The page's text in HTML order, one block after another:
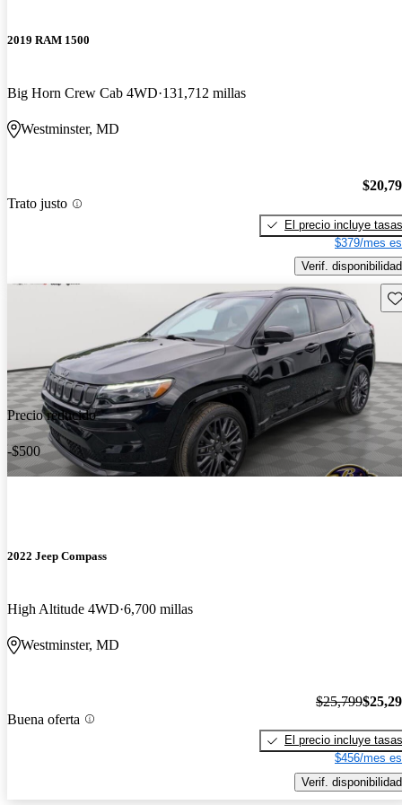
2019 RAM 1500
Big Horn Crew Cab 4WD 131,712 millas
Westminster, MD
Trato justo
El precio incluye tasas
$379/mes
Verif. disponibilidad
Precio reducido
-$500
2022 Jeep Compass
High Altitude 4WD 6,700 millas
Westminster, MD
Buena oferta
$25,799
El precio incluye tasas
$456/mes
Verif. disponibilidad